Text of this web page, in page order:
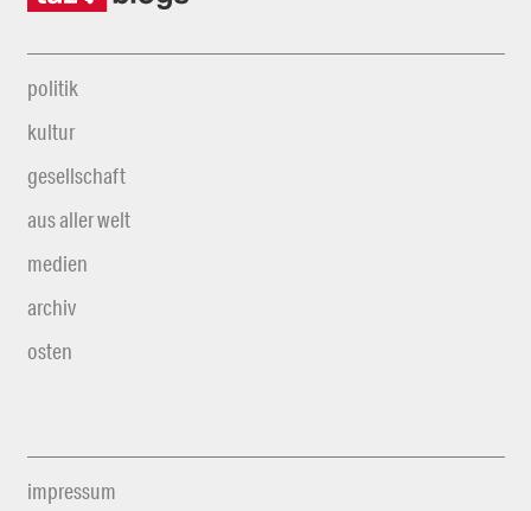
politik
kultur
gesellschaft
aus aller welt
medien
archiv
osten
impressum